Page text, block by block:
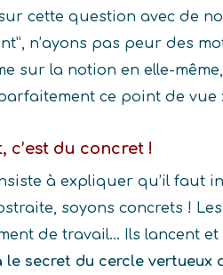
cette question avec de
n’ayons pas peur des
sur la notion en elle-
ce point de
c’est du concret !
à expliquer qu’il faut
soyons concrets !
de travail… Ils lancent
le secret du cercle vertueux